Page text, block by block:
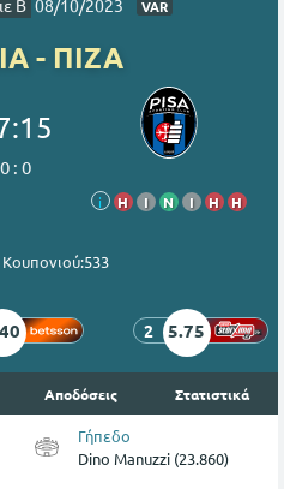
B 08/10/2023 VAR
- ΠΙΖΑ
0: 0
i Η Ι Ν Ι Η Η
533
2 5.75
Αποδόσεις Στατιστικά
Γήπεδο
Dino Manuzzi (23.860)